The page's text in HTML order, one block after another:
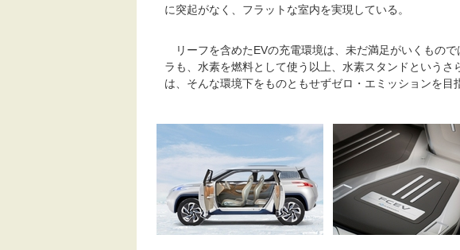
に突起がなく、フラットな室内を実現している。
リーフを含めたEVの充電環境は、未だ満足がいくもの
ラも、水素を燃料として使う以上、水素スタンドという
は、そんな環境下をものともせずゼロ・エミッションを目